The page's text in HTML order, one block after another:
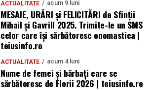
ACTUALITATE acum 9 luni
MESAJE, URĂRI și FELICITĂRI de Sfinții
Mihail și Gavrill 2025. Trimite-le un SMS
celor care își sărbătoresc onomastica |
teiusinfo.ro
ACTUALITATE acum 4 luni
Nume de femei și bărbați care se
sărbătoresc de Florii 2026 | teiusinfo.ro